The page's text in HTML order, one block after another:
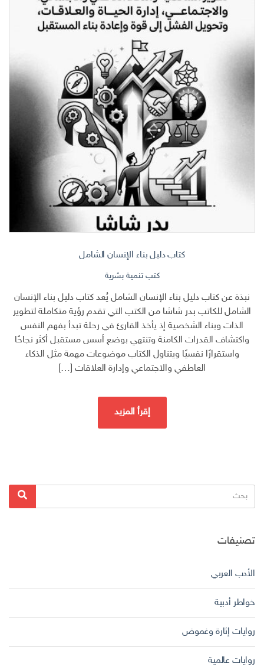
كتاب دليل بناء الإنسان الشامل
كتب تنمية بشرية
نبذة عن كتاب دليل بناء الإنسان الشامل يُعد كتاب دليل بناء الإنسان
الشامل للكاتب بدر شاشا من الكتب التي تقدم رؤية متكاملة لتطوير
الذات وبناء الشخصية إذ يأخذ القارئ في رحلة تبدأ بفهم النفس
واكتشاف القدرات الكامنة وتنتهي بوضع أسس مستقبل أكثر نجاحًا
واستقرارًا نفسيًا ويتناول الكتاب موضوعات مهمة مثل الذكاء
العاطفي والاجتماعي وإدارة العلاقات […]
إقرأ المزيد
البحث
عن:
بحث
تصنيفات
الأدب العربي
خواطر أدبية
روايات إثارة وغموض
روايات عالمية